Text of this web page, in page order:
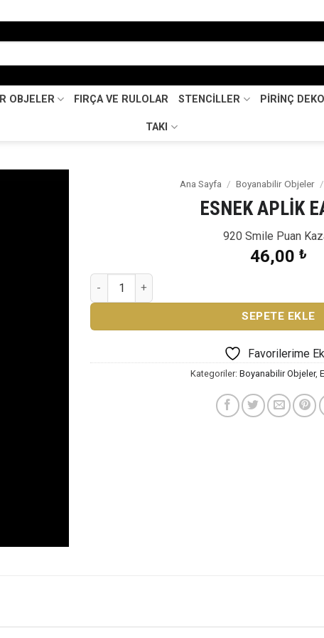
OBJELER FIRÇA VE RULOLAR STENCİLLER PİRİNÇ
TAKI
Ana Sayfa / Boyanabilir Objeler /
ESNEK APLİK
920 Smile Puan
46,00 ₺
ESNEK APLİK EA-48 adet
SEPETE EKLE
Favorilerime
Kategoriler: Boyanabilir Objeler,